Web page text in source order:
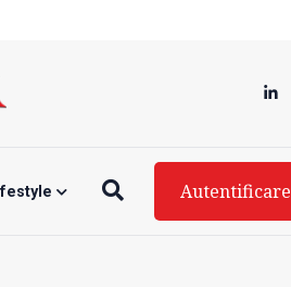
Autentificare